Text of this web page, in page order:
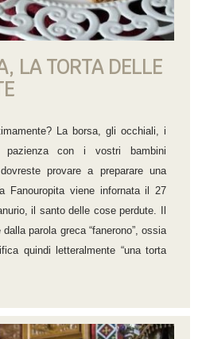
LA TORTA DELLE
La borsa, gli occhiali, i
con i vostri bambini
provare a preparare una
Fanouropita viene infornata il 27
il santo delle cose perdute.
parola greca “fanerono”, ossia
quindi letteralmente “una torta